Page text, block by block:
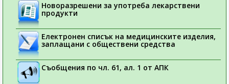
Новоразрешени за употреба лекарствени
продукти
Електронен списък на медицинските изделия,
заплащани с обществени средства
Съобщения по чл. 61, ал. 1 от АПК